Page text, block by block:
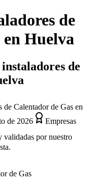
de
en Huelva
de
de Calentador de Gas en
de 2026
Empresas
validadas por nuestro
de Gas